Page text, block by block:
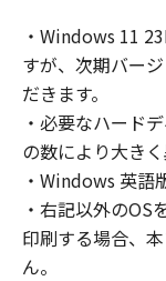
お客様は、
通じて接続
コンピュー
ェア」を使
コンピュー
よび条件を
し全責任を
(2) お客様は
ェア」を使
・Windows 11
すが、次期バー
だきます。
・必要なハード
の数により大き
・Windows 英語
・右記以外のOS
印刷する場合、
ん。